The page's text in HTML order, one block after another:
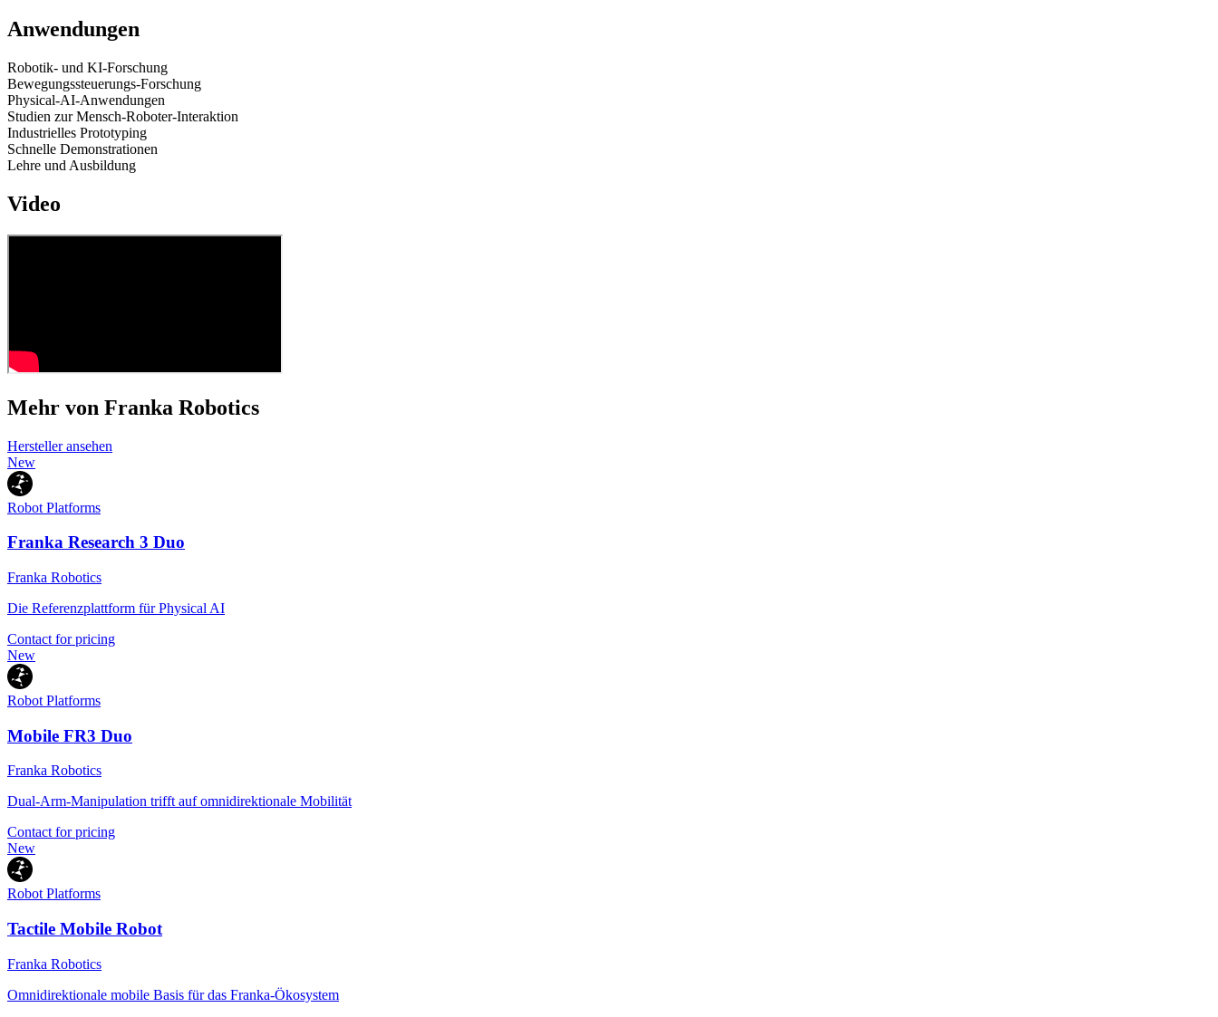
Anwendungen
Robotik- und KI-Forschung
Bewegungssteuerungs-Forschung
Physical-AI-Anwendungen
Studien zur Mensch-Roboter-Interaktion
Industrielles Prototyping
Schnelle Demonstrationen
Lehre und Ausbildung
Video
Mehr von Franka Robotics
Hersteller ansehen
New
Robot Platforms
Franka Research 3 Duo
Franka Robotics
Die Referenzplattform für Physical AI
Contact for pricing
New
Robot Platforms
Mobile FR3 Duo
Franka Robotics
Dual-Arm-Manipulation trifft auf omnidirektionale Mobilität
Contact for pricing
New
Robot Platforms
Tactile Mobile Robot
Franka Robotics
Omnidirektionale mobile Basis für das Franka-Ökosystem